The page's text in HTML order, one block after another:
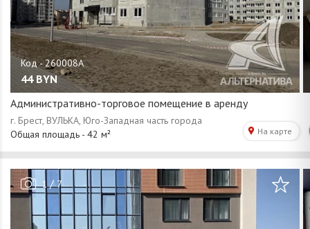
44 BYN
Административно-торговое помещение в аренду
1/7